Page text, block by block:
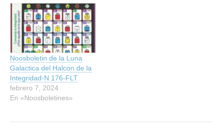
Noosboletin de la Luna
Galactica del Halcon de la
Integridad-N 176-FLT
febrero 7, 2024
En «Noosboletines»